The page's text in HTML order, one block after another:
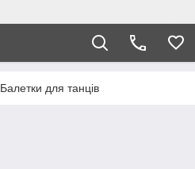
Балетки для танців